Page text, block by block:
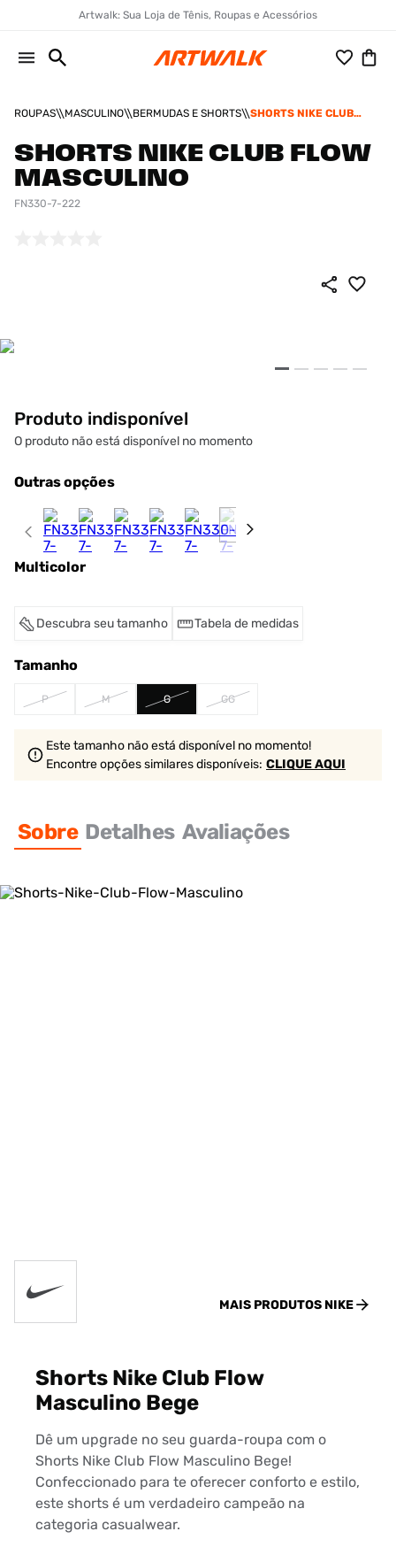
Artwalk: Sua Loja de Tênis, Roupas e Acessórios
ROUPAS MASCULINO BERMUDAS E SHORTS
SHORTS NIKE CLUB
SHORTS NIKE CLUB FLOW
MASCULINO
FN330-7-222
Produto indisponível
O produto não está disponível no momento
Outras opções
Multicolor
Descubra seu tamanho Tabela de medidas
Tamanho
P M G GG
Este tamanho não está disponível no momento!
Encontre opções similaresdisponíveis: CLIQUE AQUI
Sobre Detalhes Avaliações
MAIS PRODUTOS NIKE
Shorts Nike Club Flow
Masculino Bege
Dê um upgrade no seu guarda-roupa com o
Shorts Nike Club Flow Masculino Bege!
Confeccionado para te oferecer conforto e estilo,
este shorts é um verdadeiro campeão na
categoria casualwear.